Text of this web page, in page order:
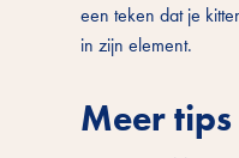
een teken dat je
in zijn element.
Meer